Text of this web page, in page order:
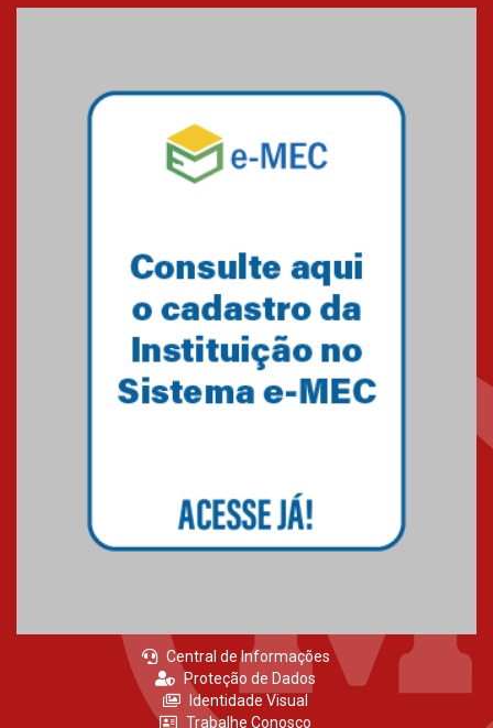
Central de Informações
Proteção de Dados
Identidade Visual
Trabalhe Conosco